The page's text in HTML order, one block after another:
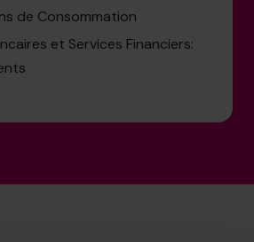
de Consommation
et Services Financiers: